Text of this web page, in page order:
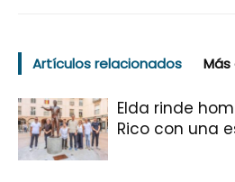
Artículos relacionados
Elda rinde
Rico con una